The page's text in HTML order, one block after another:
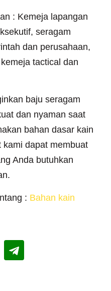
: Kemeja lapangan
seragam
dan perusahaan,
tactical dan
baju seragam
dan nyaman saat
bahan dasar kain
dapat membuat
Anda butuhkan
: Bahan kain